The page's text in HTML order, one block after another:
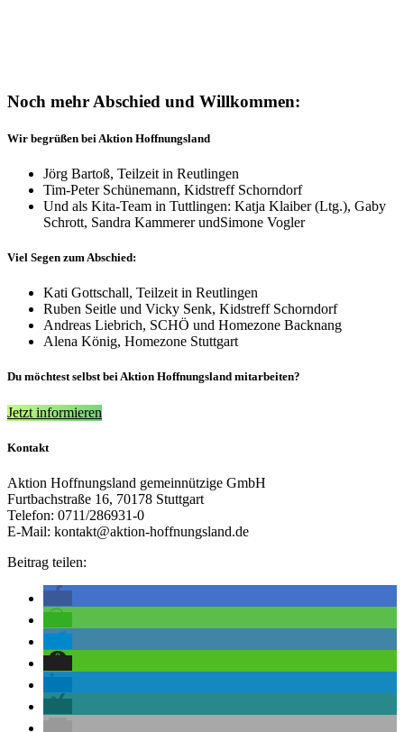
Noch mehr Abschied und Willkommen:
Wir begrüßen bei Aktion Hoffnungsland
Jörg Bartoß, Teilzeit in Reutlingen
Tim-Peter Schünemann, Kidstreff Schorndorf
Und als Kita-Team in Tuttlingen: Katja Klaiber (Ltg.), Gaby
Schrott, Sandra Kammerer undSimone Vogler
Viel Segen zum Abschied:
Kati Gottschall, Teilzeit in Reutlingen
Ruben Seitle und Vicky Senk, Kidstreff Schorndorf
Andreas Liebrich, SCHÖ und Homezone Backnang
Alena König, Homezone Stuttgart
Du möchtest selbst bei Aktion Hoffnungsland mitarbeiten?
Jetzt informieren
Kontakt
Aktion Hoffnungsland gemeinnützige GmbH
Furtbachstraße 16, 70178 Stuttgart
Telefon: 0711/286931-0
E-Mail: kontakt@aktion-hoffnungsland.de
Beitrag teilen: